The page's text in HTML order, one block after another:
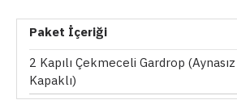
Paket İçeriği
2 Kapılı Çekmeceli Gardrop (Aynasız
Kapaklı)